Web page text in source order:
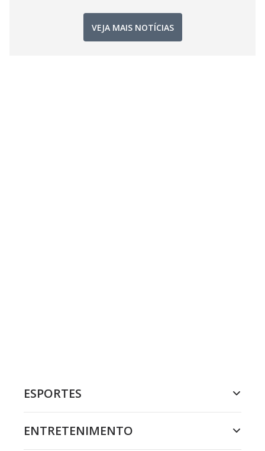
VEJA MAIS NOTÍCIAS
ESPORTES
ENTRETENIMENTO